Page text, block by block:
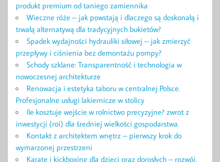
produkt premium od taniego zamiennika
Wieczne róże – jak powstają i dlaczego są doskonałą i
trwałą alternatywą dla tradycyjnych bukietów?
Spadek wydajności hydrauliki siłowej – jak zmierzyć
przepływy i ciśnienia bez demontażu pompy?
Schody szklane: Transparentność i technologia w
nowoczesnej architekturze
Renowacja i estetyka taboru w centralnej Polsce.
Profesjonalne usługi lakiernicze w stolicy
Ile kosztuje wejście w rolnictwo precyzyjne? zwrot z
inwestycji (roi) dla średniej wielkości gospodarstwa.
Kontakt z architektem wnętrz – pierwszy krok do
wymarzonej przestrzeni
Karate i kickboxing dla dzieci oraz dorosłych – rozwój,